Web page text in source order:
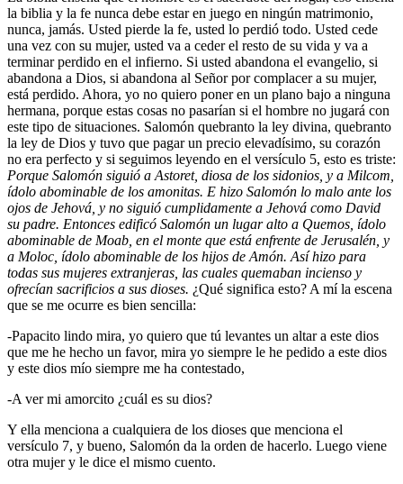
la biblia y la fe nunca debe estar en juego en ningún matrimonio,
nunca, jamás. Usted pierde la fe, usted lo perdió todo. Usted cede
una vez con su mujer, usted va a ceder el resto de su vida y va a
terminar perdido en el infierno. Si usted abandona el evangelio, si
abandona a Dios, si abandona al Señor por complacer a su mujer,
está perdido. Ahora, yo no quiero poner en un plano bajo a ninguna
hermana, porque estas cosas no pasarían si el hombre no jugará con
este tipo de situaciones. Salomón quebranto la ley divina, quebranto
la ley de Dios y tuvo que pagar un precio elevadísimo, su corazón
no era perfecto y si seguimos leyendo en el versículo 5, esto es triste:
Porque Salomón siguió a Astoret, diosa de los sidonios, y a Milcom,
ídolo abominable de los amonitas. E hizo Salomón lo malo ante los
ojos de Jehová, y no siguió cumplidamente a Jehová como David
su padre. Entonces edificó Salomón un lugar alto a Quemos, ídolo
abominable de Moab, en el monte que está enfrente de Jerusalén, y
a Moloc, ídolo abominable de los hijos de Amón. Así hizo para
todas sus mujeres extranjeras, las cuales quemaban incienso y
ofrecían sacrificios a sus dioses. ¿Qué significa esto? A mí la escena
que se me ocurre es bien sencilla:
-Papacito lindo mira, yo quiero que tú levantes un altar a este dios
que me he hecho un favor, mira yo siempre le he pedido a este dios
y este dios mío siempre me ha contestado,
-A ver mi amorcito ¿cuál es su dios?
Y ella menciona a cualquiera de los dioses que menciona el
versículo 7, y bueno, Salomón da la orden de hacerlo. Luego viene
otra mujer y le dice el mismo cuento.